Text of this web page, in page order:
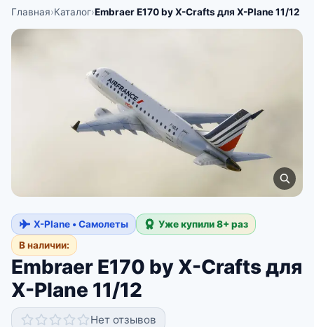
Главная›Каталог›Embraer E170 by X-Crafts для X-Plane 11/12
X-Plane • Самолеты
Уже купили 8+ раз
В наличии:
Embraer E170 by X-Crafts для
X-Plane 11/12
Нет отзывов